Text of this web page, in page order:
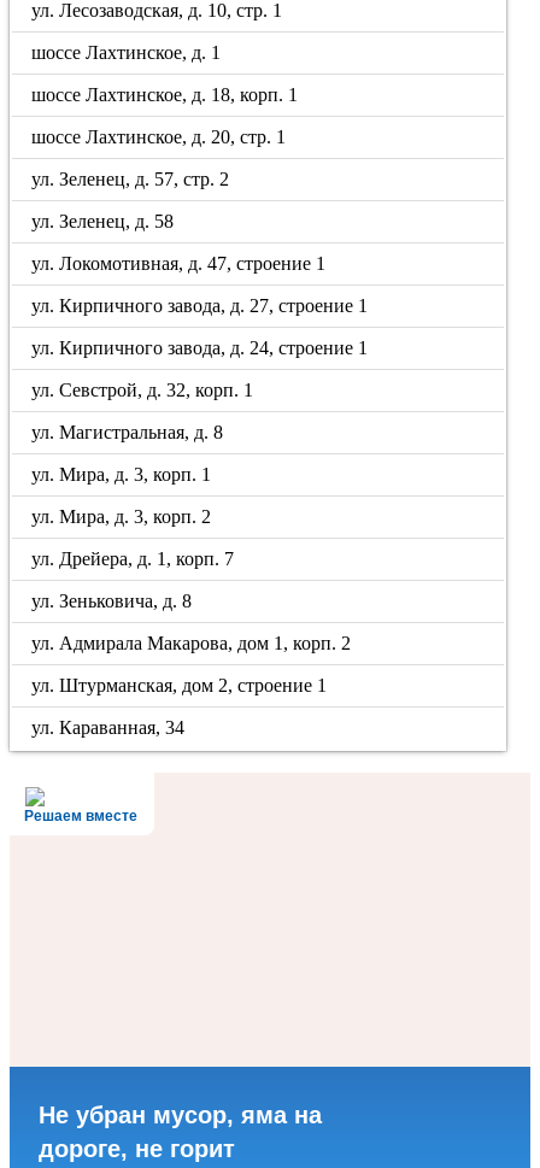
ул. Лесозаводская, д. 10, стр. 1
шоссе Лахтинское, д. 1
шоссе Лахтинское, д. 18, корп. 1
шоссе Лахтинское, д. 20, стр. 1
ул. Зеленец, д. 57, стр. 2
ул. Зеленец, д. 58
ул. Локомотивная, д. 47, строение 1
ул. Кирпичного завода, д. 27, строение 1
ул. Кирпичного завода, д. 24, строение 1
ул. Севстрой, д. 32, корп. 1
ул. Магистральная, д. 8
ул. Мира, д. 3, корп. 1
ул. Мира, д. 3, корп. 2
ул. Дрейера, д. 1, корп. 7
ул. Зеньковича, д. 8
ул. Адмирала Макарова, дом 1, корп. 2
ул. Штурманская, дом 2, строение 1
ул. Караванная, 34
Решаем вместе
Не убран мусор, яма на
дороге, не горит